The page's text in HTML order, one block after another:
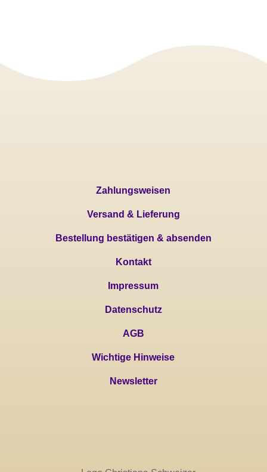
Zahlungsweisen
Versand & Lieferung
Bestellung bestätigen & absenden
Kontakt
Impressum
Datenschutz
AGB
Wichtige Hinweise
Newsletter